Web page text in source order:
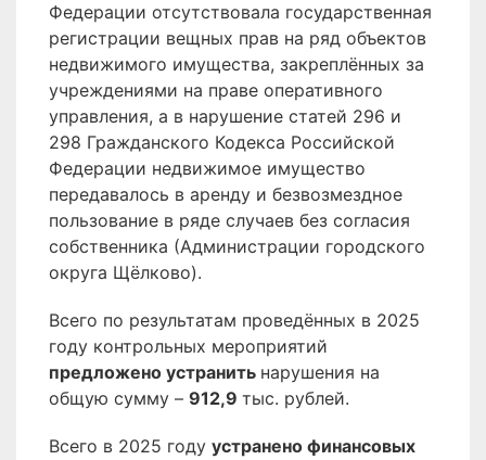
Федерации отсутствовала государственная
регистрации вещных прав на ряд объектов
недвижимого имущества, закреплённых за
учреждениями на праве оперативного
управления, а в нарушение статей 296 и
298 Гражданского Кодекса Российской
Федерации недвижимое имущество
передавалось в аренду и безвозмездное
пользование в ряде случаев без согласия
собственника (Администрации городского
округа Щёлково).
Всего по результатам проведённых в 2025
году контрольных мероприятий
предложено устранить нарушения на
общую сумму – 912,9 тыс. рублей.
Всего в 2025 году устранено финансовых